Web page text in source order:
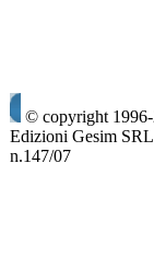
© copyright
Edizioni Gesim
n.147/07